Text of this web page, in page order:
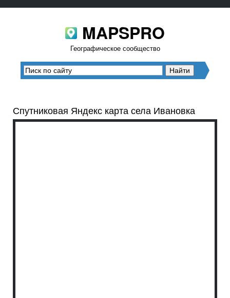
MAPSPRO
Географическое сообщество
Спутниковая Яндекс карта села Ивановка